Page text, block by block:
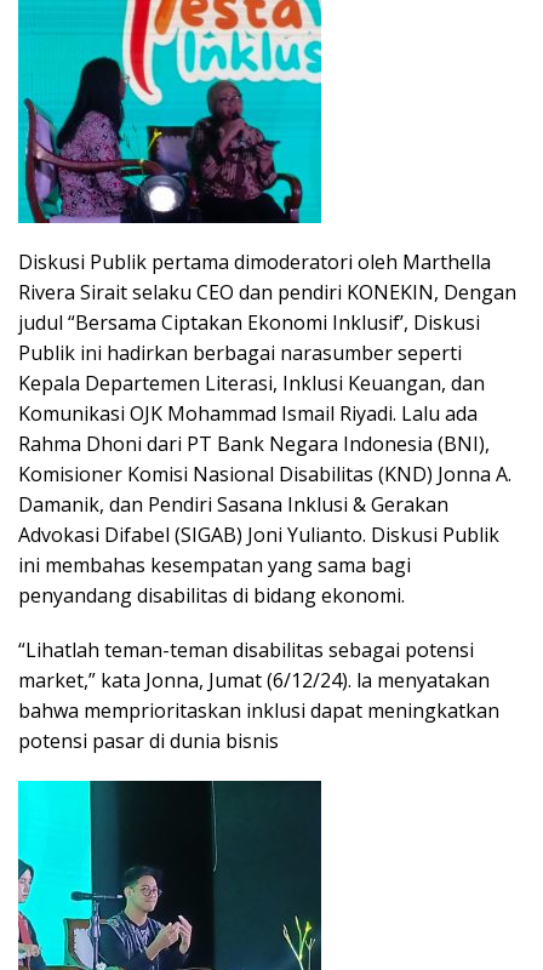
Diskusi Publik pertama dimoderatori oleh Marthella
Rivera Sirait selaku CEO dan pendiri KONEKIN, Dengan
judul “Bersama Ciptakan Ekonomi Inklusif’, Diskusi
Publik ini hadirkan berbagai narasumber seperti
Kepala Departemen Literasi, Inklusi Keuangan, dan
Komunikasi OJK Mohammad Ismail Riyadi. Lalu ada
Rahma Dhoni dari PT Bank Negara Indonesia (BNI),
Komisioner Komisi Nasional Disabilitas (KND) Jonna A.
Damanik, dan Pendiri Sasana Inklusi & Gerakan
Advokasi Difabel (SIGAB) Joni Yulianto. Diskusi Publik
ini membahas kesempatan yang sama bagi
penyandang disabilitas di bidang ekonomi.
“Lihatlah teman-teman disabilitas sebagai potensi
market,” kata Jonna, Jumat (6/12/24). la menyatakan
bahwa memprioritaskan inklusi dapat meningkatkan
potensi pasar di dunia bisnis